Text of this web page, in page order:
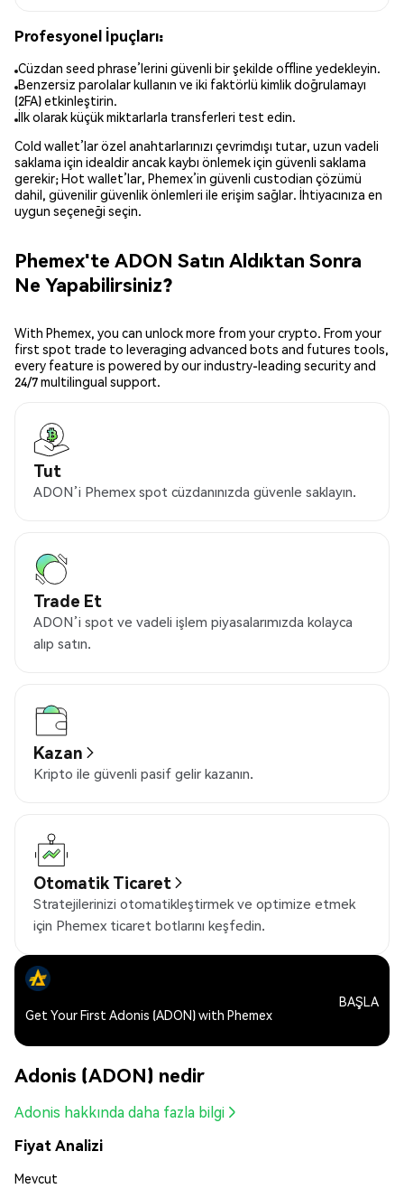
Profesyonel İpuçları:
Cüzdan seed phrase’lerini güvenli bir şekilde offline yedekleyin.
Benzersiz parolalar kullanın ve iki faktörlü kimlik doğrulamayı
(2FA) etkinleştirin.
İlk olarak küçük miktarlarla transferleri test edin.
Cold wallet’lar özel anahtarlarınızı çevrimdışı tutar, uzun vadeli
saklama için idealdir ancak kaybı önlemek için güvenli saklama
gerekir; Hot wallet’lar, Phemex’in güvenli custodian çözümü
dahil, güvenilir güvenlik önlemleri ile erişim sağlar. İhtiyacınıza en
uygun seçeneği seçin.
Phemex'te ADON Satın Aldıktan Sonra
Ne Yapabilirsiniz?
With Phemex, you can unlock more from your crypto. From your
first spot trade to leveraging advanced bots and futures tools,
every feature is powered by our industry-leading security and
24/7 multilingual support.
Tut
ADON’i Phemex spot cüzdanınızda güvenle saklayın.
Trade Et
ADON’i spot ve vadeli işlem piyasalarımızda kolayca
alıp satın.
Kazan
Kripto ile güvenli pasif gelir kazanın.
Otomatik Ticaret
Stratejilerinizi otomatikleştirmek ve optimize etmek
için Phemex ticaret botlarını keşfedin.
Get Your First Adonis (ADON) with Phemex
BAŞLA
Adonis (ADON) nedir
Adonis hakkında daha fazla bilgi
Fiyat Analizi
Mevcut